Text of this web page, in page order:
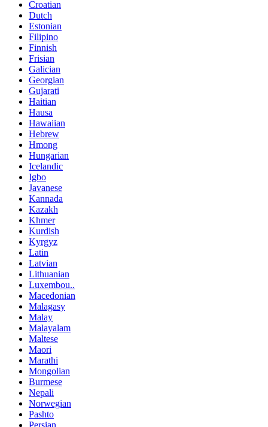
Croatian
Dutch
Estonian
Filipino
Finnish
Frisian
Galician
Georgian
Gujarati
Haitian
Hausa
Hawaiian
Hebrew
Hmong
Hungarian
Icelandic
Igbo
Javanese
Kannada
Kazakh
Khmer
Kurdish
Kyrgyz
Latin
Latvian
Lithuanian
Luxembou..
Macedonian
Malagasy
Malay
Malayalam
Maltese
Maori
Marathi
Mongolian
Burmese
Nepali
Norwegian
Pashto
Persian